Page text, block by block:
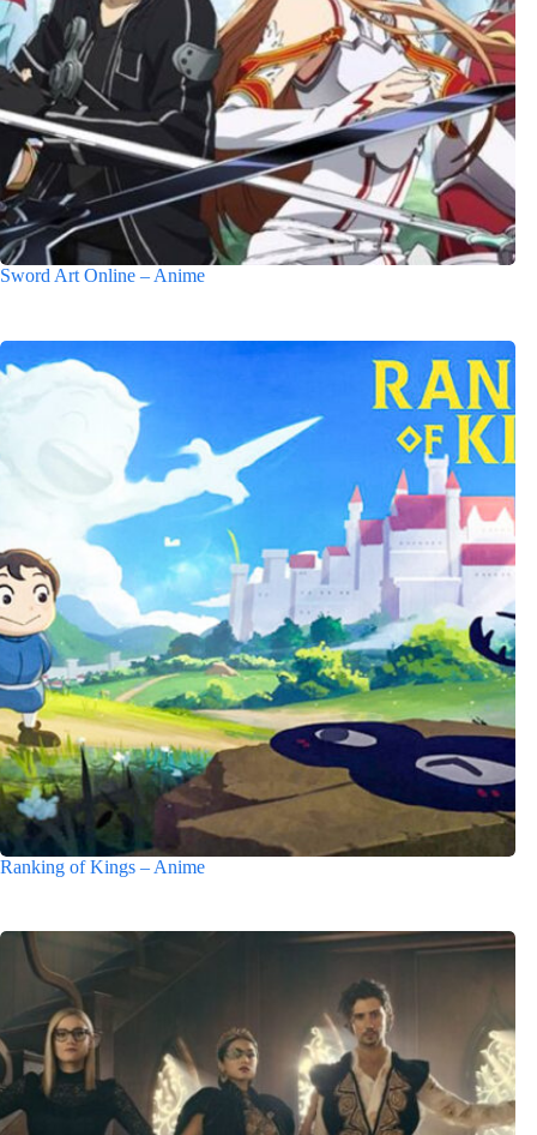
Sword Art Online – Anime
Ranking of Kings – Anime